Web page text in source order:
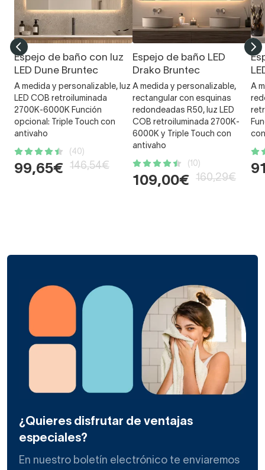
Espejo de baño con luz
LED Dune Bruntec
A medida y personalizable, luz
LED COB retroiluminada
2700K-6000K Función
opcional: Triple Touch con
antivaho
(40)
99,65€ 146,54€
Espejo de baño LED
Drako Bruntec
A medida y personalizable,
rectangular con esquinas
redondeadas R50, luz LED
COB retroiluminada 2700K-
6000K y Triple Touch con
antivaho
(10)
109,00€ 160,29€
A
¿Quieres disfrutar de ventajas
especiales?
En nuestro boletín electrónico te enviaremos